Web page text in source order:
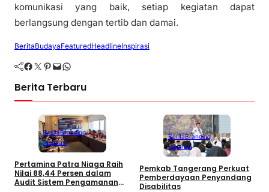
komunikasi yang baik, setiap kegiatan dapat
berlangsung dengan tertib dan damai.
BeritaBudayaFeaturedHeadlineInspirasi
Facebook Twitter Pinterest Mail WhatsApp
Berita Terbaru
BeritaBranding
Inspirasi
Pertamina Patra Niaga Raih
Nilai 88,44 Persen dalam
Audit Sistem Pengamanan
BeritaBranding
Inspirasi
Pemkab Tangerang Perkuat
Pemberdayaan Penyandang
Disabilitas